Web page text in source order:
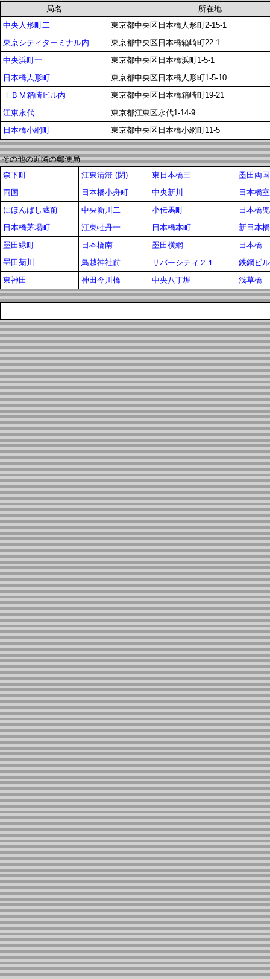
局名
所在地
中央人形町二
東京都中央区日本橋人形町2-15-1
東京シティターミナル内
東京都中央区日本橋箱崎町22-1
中央浜町一
東京都中央区日本橋浜町1-5-1
日本橋人形町
東京都中央区日本橋人形町1-5-10
ＩＢＭ箱崎ビル内
東京都中央区日本橋箱崎町19-21
江東永代
東京都江東区永代1-14-9
日本橋小網町
東京都中央区日本橋小網町11-5
その他の近隣の郵便局
森下町
江東清澄 (閉) 東日本橋三
墨田両
両国
日本橋小舟町 中央新川
日本橋
にほんばし蔵前
中央新川二 小伝馬町
日本橋
日本橋茅場町
江東牡丹一 日本橋本町
新日本
墨田緑町
日本橋南 墨田横網
日本橋
墨田菊川
鳥越神社前 リバーシティ２１
鉄鋼ビル
東神田
神田今川橋 中央八丁堀 浅草橋